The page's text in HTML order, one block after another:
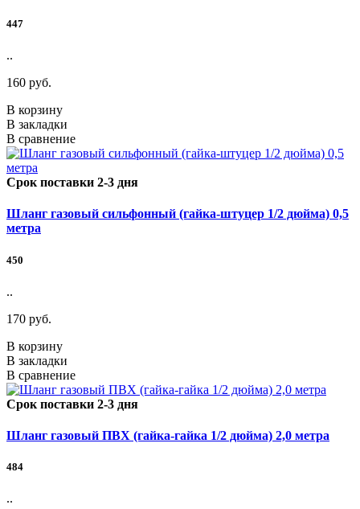
447
..
160 руб.
В корзину
В закладки
В сравнение
Срок поставки 2-3 дня
Шланг газовый сильфонный (гайка-штуцер 1/2 дюйма) 0,5
метра
450
..
170 руб.
В корзину
В закладки
В сравнение
Срок поставки 2-3 дня
Шланг газовый ПВХ (гайка-гайка 1/2 дюйма) 2,0 метра
484
..